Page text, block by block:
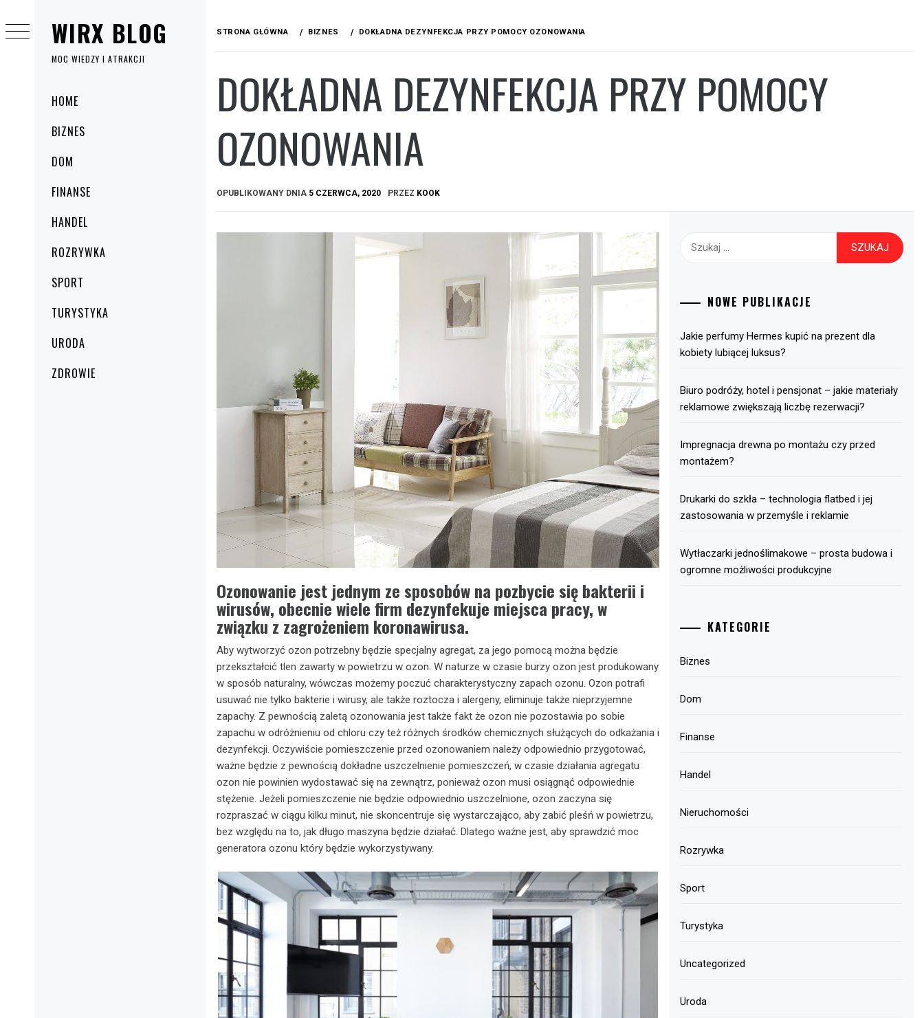
WIRX BLOG
MOC WIEDZY I ATRAKCJI
Menu
główne
HOME
BIZNES
DOM
FINANSE
HANDEL
ROZRYWKA
SPORT
TURYSTYKA
URODA
ZDROWIE
do
treści
STRONA GŁÓWNA BIZNES DOKŁADNA DEZYNFEKCJA PRZY POMOCY OZONOWANIA
DOKŁADNA DEZYNFEKCJA PRZY POMOCY
OZONOWANIA
OPUBLIKOWANY DNIA 5 CZERWCA, 2020 PRZEZ KOOK
Ozonowanie jest jednym ze sposobów na pozbycie się bakterii i
wirusów, obecnie wiele firm dezynfekuje miejsca pracy, w
związku z zagrożeniem koronawirusa.
Aby wytworzyć ozon potrzebny będzie specjalny agregat, za jego pomocą można będzie
przekształcić tlen zawarty w powietrzu w ozon. W naturze w czasie burzy ozon jest produkowany
w sposób naturalny, wówczas możemy poczuć charakterystyczny zapach ozonu. Ozon potrafi
usuwać nie tylko bakterie i wirusy, ale także roztocza i alergeny, eliminuje także nieprzyjemne
zapachy. Z pewnością zaletą ozonowania jest także fakt że ozon nie pozostawia po sobie
zapachu w odróżnieniu od chloru czy też różnych środków chemicznych służących do odkażania i
dezynfekcji. Oczywiście pomieszczenie przed ozonowaniem należy odpowiednio przygotować,
ważne będzie z pewnością dokładne uszczelnienie pomieszczeń, w czasie działania agregatu
ozon nie powinien wydostawać się na zewnątrz, ponieważ ozon musi osiągnąć odpowiednie
stężenie. Jeżeli pomieszczenie nie będzie odpowiednio uszczelnione, ozon zaczyna się
rozpraszać w ciągu kilku minut, nie skoncentruje się wystarczająco, aby zabić pleśń w powietrzu,
bez względu na to, jak długo maszyna będzie działać. Dlatego ważne jest, aby sprawdzić moc
generatora ozonu który będzie wykorzystywany.
Szukaj:
NOWE PUBLIKACJE
Jakie perfumy Hermes kupić na prezent dla
kobiety lubiącej luksus?
Biuro podróży, hotel i pensjonat – jakie materiały
reklamowe zwiększają liczbę rezerwacji?
Impregnacja drewna po montażu czy przed
montażem?
Drukarki do szkła – technologia flatbed i jej
zastosowania w przemyśle i reklamie
Wytłaczarki jednoślimakowe – prosta budowa i
ogromne możliwości produkcyjne
KATEGORIE
Biznes
Dom
Finanse
Handel
Nieruchomości
Rozrywka
Sport
Turystyka
Uncategorized
Uroda